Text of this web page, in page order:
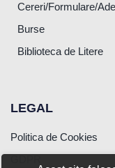
Cereri/Formulare/
Burse
Biblioteca de Litere
LEGAL
Politica de Cookies